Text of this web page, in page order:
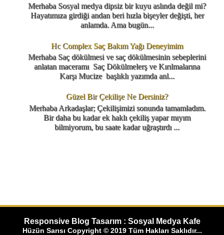
Merhaba Sosyal medya dipsiz bir kuyu aslında değil mi?
Hayatımıza girdiği andan beri hızla bişeyler değişti, her
anlamda. Ama bugün...
Hc Complex Saç Bakım Yağı Deneyimim
Merhaba Saç dökülmesi ve saç dökülmesinin sebeplerini
anlatan maceramı Saç Dökülmelerş ve Kırılmalarına
Karşı Mucize başlıklı yazımda anl...
Güzel Bir Çekilişe Ne Dersiniz?
Merhaba Arkadaşlar; Çekilişimizi sonunda tamamladım.
Bir daha bu kadar ek haklı çekiliş yapar mıyım
bilmiyorum, bu saate kadar uğraştırdı ...
Responsive Blog Tasarım : Sosyal Medya Kafe
Hüzün Sarısı Copyright © 2019 Tüm Hakları Saklıdır...